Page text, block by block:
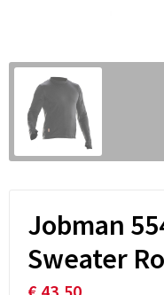
Jobman
Sweater